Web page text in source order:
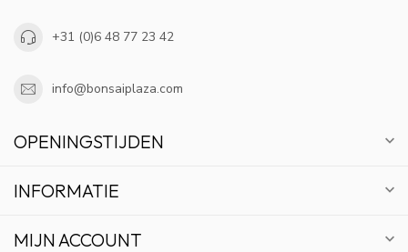
+31 (0)6 48 77 23 42
info@bonsaiplaza.com
OPENINGSTIJDEN
INFORMATIE
MIJN ACCOUNT